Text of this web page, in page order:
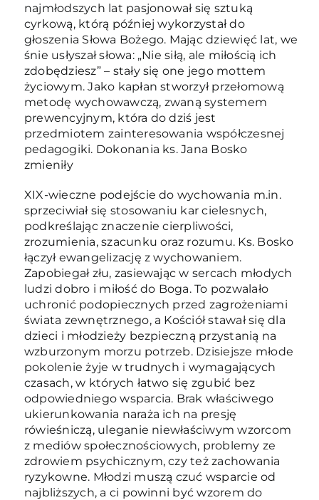
najmłodszych lat pasjonował się sztuką
cyrkową, którą później wykorzystał do
głoszenia Słowa Bożego. Mając dziewięć lat, we
śnie usłyszał słowa: „Nie siłą, ale miłością ich
zdobędziesz” – stały się one jego mottem
życiowym. Jako kapłan stworzył przełomową
metodę wychowawczą, zwaną systemem
prewencyjnym, która do dziś jest
przedmiotem zainteresowania współczesnej
pedagogiki. Dokonania ks. Jana Bosko
zmieniły
XIX-wieczne podejście do wychowania m.in.
sprzeciwiał się stosowaniu kar cielesnych,
podkreślając znaczenie cierpliwości,
zrozumienia, szacunku oraz rozumu. Ks. Bosko
łączył ewangelizację z wychowaniem.
Zapobiegał złu, zasiewając w sercach młodych
ludzi dobro i miłość do Boga. To pozwalało
uchronić podopiecznych przed zagrożeniami
świata zewnętrznego, a Kościół stawał się dla
dzieci i młodzieży bezpieczną przystanią na
wzburzonym morzu potrzeb. Dzisiejsze młode
pokolenie żyje w trudnych i wymagających
czasach, w których łatwo się zgubić bez
odpowiedniego wsparcia. Brak właściwego
ukierunkowania naraża ich na presję
rówieśniczą, uleganie niewłaściwym wzorcom
z mediów społecznościowych, problemy ze
zdrowiem psychicznym, czy też zachowania
ryzykowne. Młodzi muszą czuć wsparcie od
najbliższych, a ci powinni być wzorem do